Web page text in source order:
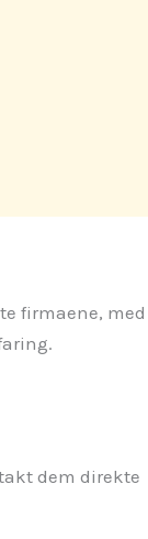
firmaene, med
dem direkte